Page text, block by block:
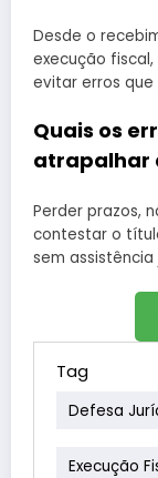
Desde o
execução
evitar erros
Quais os
atrapalhar
Perder prazos,
contestar o
sem
Tag
Defesa
Execução